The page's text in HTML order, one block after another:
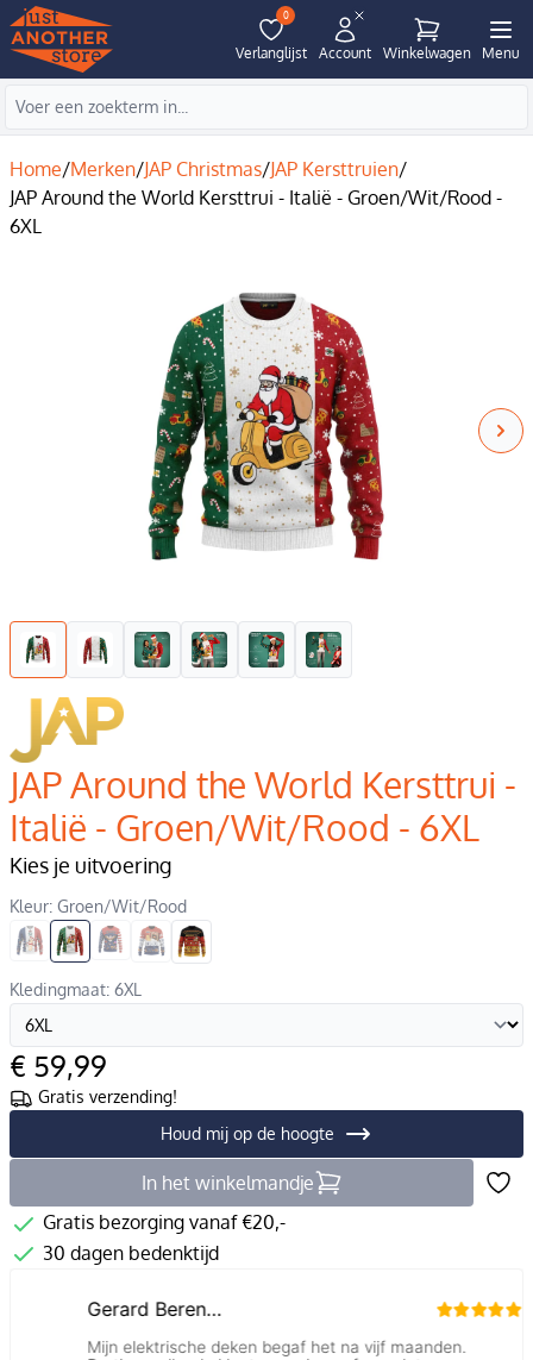
0
Verlanglijst Account Winkelwagen Menu
Home/Merken/JAP Christmas/JAP Kersttruien/
JAP Around the World Kersttrui - Italië - Groen/Wit/Rood -
6XL
JAP Around the World Kersttrui -
Italië - Groen/Wit/Rood - 6XL
Kies je uitvoering
Kleur: Groen/Wit/Rood
Kledingmaat: 6XL
€ 59,99
Gratis verzending!
Houd mij op de hoogte
In het winkelmandje
Gratis bezorging vanaf €20,-
30 dagen bedenktijd